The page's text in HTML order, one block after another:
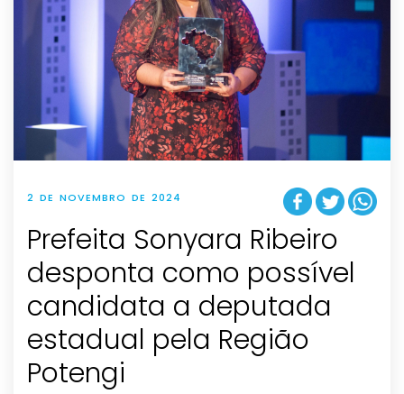
2 DE NOVEMBRO DE 2024
Prefeita Sonyara Ribeiro
desponta como possível
candidata a deputada
estadual pela Região
Potengi